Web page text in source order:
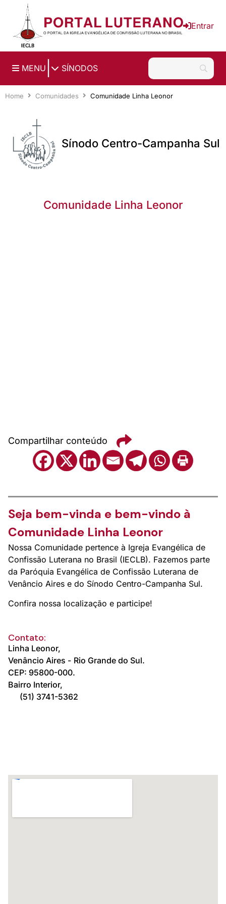
Ir para o conteúdo principal
Entrar
MENU SÍNODOS
Home Comunidades Comunidade Linha Leonor
Sínodo Centro-Campanha Sul
Comunidade Linha Leonor
Compartilhar conteúdo
Seja bem-vinda e bem-vindo à
Comunidade Linha Leonor
Nossa Comunidade pertence à Igreja Evangélica de
Confissão Luterana no Brasil (IECLB). Fazemos parte
da Paróquia Evangélica de Confissão Luterana de
Venâncio Aires e do Sínodo Centro-Campanha Sul.
Confira nossa localização e participe!
Contato:
Linha Leonor,
Venâncio Aires - Rio Grande do Sul.
CEP: 95800-000.
Bairro Interior,
(51) 3741-5362